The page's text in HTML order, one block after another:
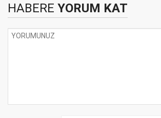
HABERE YORUM KAT